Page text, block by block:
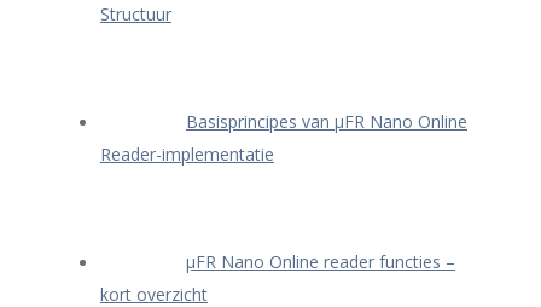
Structuur
Basisprincipes van μFR Nano Online
Reader-implementatie
μFR Nano Online reader functies –
kort overzicht